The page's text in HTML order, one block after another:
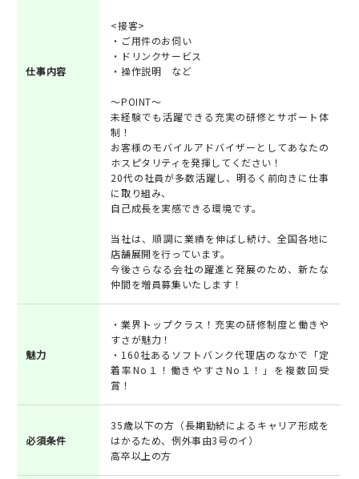
仕事内容
<接客>
・ご用件のお伺い
・ドリンクサービス
・操作説明 など
～POINT～
未経験でも活躍できる充実の研修とサポート体
制！
お客様のモバイルアドバイザーとしてあなたの
ホスピタリティを発揮してください！
20代の社員が多数活躍し、明るく前向きに仕事
に取り組み、
自己成長を実感できる環境です。
当社は、順調に業績を伸ばし続け、全国各地に
店舗展開を行っています。
今後さらなる会社の躍進と発展のため、新たな
仲間を増員募集いたします！
魅力
・業界トップクラス！充実の研修制度と働きや
すさが魅力！
・160社あるソフトバンク代理店のなかで「定
着率No１！働きやすさNo１！」を複数回受
賞！
必須条件
35歳以下の方（長期勤続によるキャリア形成を
はかるため、例外事由3号のイ）
高卒以上の方